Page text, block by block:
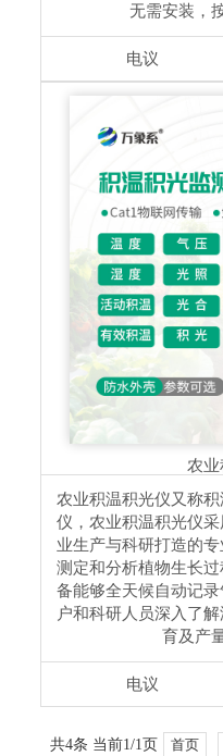
无需安装，
电议
农
农业积温积光仪又称
仪，农业积温积光仪
业生产与科研打造的
测定和分析植物生长
备能够全天候自动记
户和科研人员深入了
育及产
电议
共4条 当前1/1页 首页